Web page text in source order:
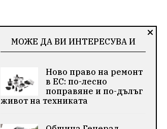
МОЖЕ ДА ВИ ИНТЕРЕСУВА И
Ново право на ремонт
в ЕС: по-лесно
поправяне и по-дълъг
живот на техниката